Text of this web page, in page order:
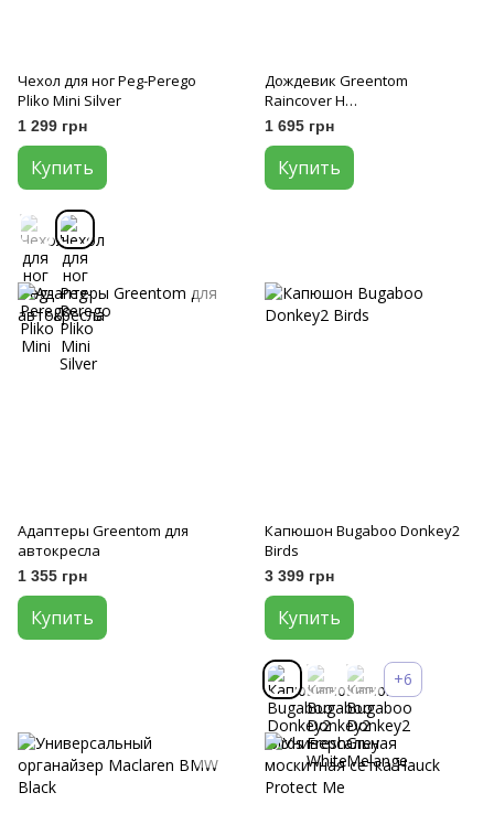
Чехол для ног Peg-Perego
Pliko Mini Silver
1 299 грн
Купить
Дождевик Greentom
Raincover H
Reversible/Carrycot
1 695 грн
Купить
Адаптеры Greentom для
автокресла
1 355 грн
Купить
Капюшон Bugaboo Donkey2
Birds
3 399 грн
Купить
+6